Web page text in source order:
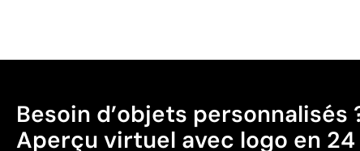
Besoin d’objets personnalisés
Aperçu virtuel avec logo en 24